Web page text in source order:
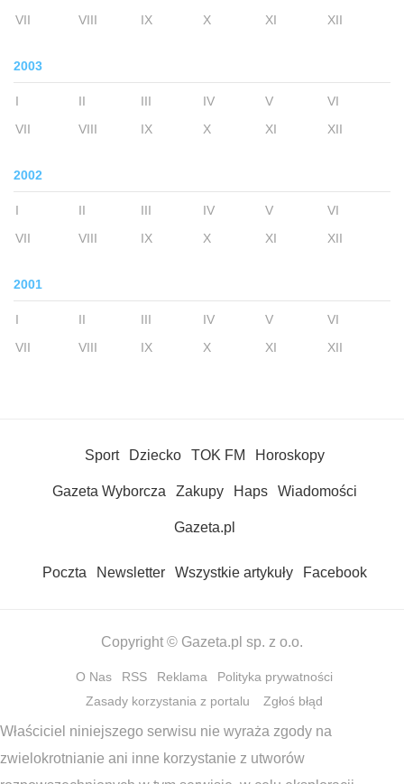
VII
VIII IX X XI XII
2003
I II III IV V
VI
VII
VIII IX X XI XII
2002
I II III IV V
VI
VII
VIII IX X XI XII
2001
I II III IV V
VI
VII
VIII IX X XI XII
Sport Dziecko TOK FM Horoskopy
Gazeta Wyborcza Zakupy Haps Wiadomości
Gazeta.pl
Poczta Newsletter Wszystkie artykuły Facebook
Copyright © Gazeta.pl sp. z o.o.
O Nas RSS Reklama
Polityka prywatności
Zasady korzystania z portalu
Zgłoś błąd
Właściciel niniejszego serwisu nie wyraża zgody na
zwielokrotnianie ani inne korzystanie z utworów